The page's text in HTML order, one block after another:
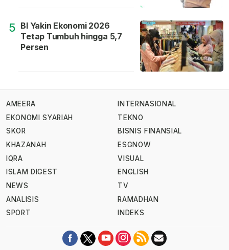
5 BI Yakin Ekonomi 2026
Tetap Tumbuh hingga 5,7
Persen
AMEERA
EKONOMI SYARIAH
SKOR
KHAZANAH
IQRA
ISLAM DIGEST
NEWS
ANALISIS
SPORT
INTERNASIONAL
TEKNO
BISNIS FINANSIAL
ESGNOW
VISUAL
ENGLISH
TV
RAMADHAN
INDEKS